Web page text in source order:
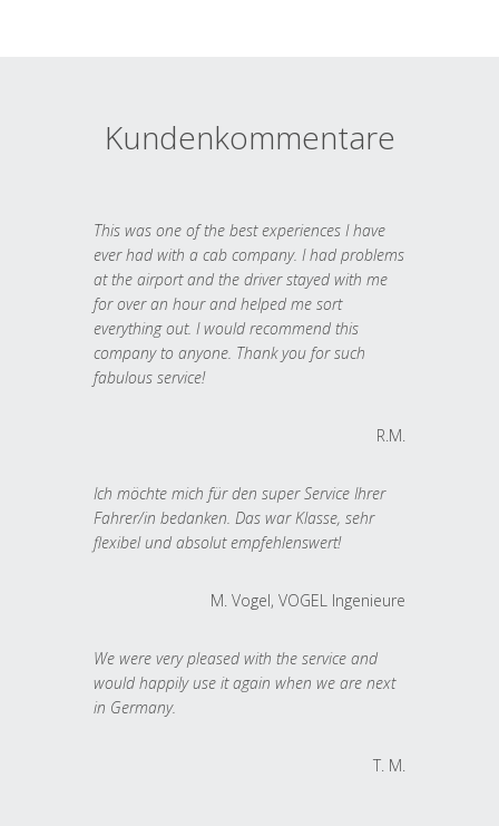
Kundenkommentare
This was one of the best experiences I have
ever had with a cab company. I had problems
at the airport and the driver stayed with me
for over an hour and helped me sort
everything out. I would recommend this
company to anyone. Thank you for such
fabulous service!
R.M.
Ich möchte mich für den super Service Ihrer
Fahrer/in bedanken. Das war Klasse, sehr
flexibel und absolut empfehlenswert!
M. Vogel, VOGEL Ingenieure
We were very pleased with the service and
would happily use it again when we are next
in Germany.
T. M.